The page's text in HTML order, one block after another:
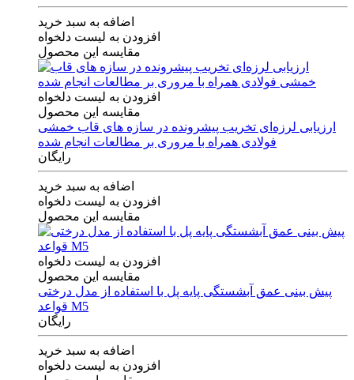
اضافه به سبد خرید
افزودن به لیست دلخواه
مقایسه این محصول
افزودن به لیست دلخواه
مقایسه این محصول
ارزیابی لرزه‌ای تخریب پیشرونده در سازه های قاب خمشی
فولادی همراه با مروری بر مطالعات انجام شده
رایگان
اضافه به سبد خرید
افزودن به لیست دلخواه
مقایسه این محصول
افزودن به لیست دلخواه
مقایسه این محصول
پیش بینی عمق آبشستگی پایه پل با استفاده از مدل درختی
قواعد M5
رایگان
اضافه به سبد خرید
افزودن به لیست دلخواه